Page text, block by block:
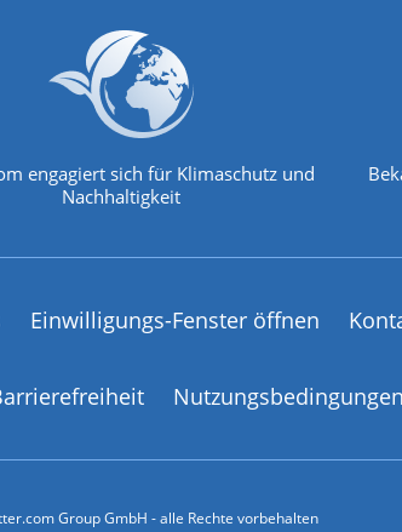
engagiert sich für Klimaschutz und
Nachhaltigkeit
Einwilligungs-Fenster öffnen
Nutzungsbedingungen
Group GmbH - alle Rechte vorbehalten